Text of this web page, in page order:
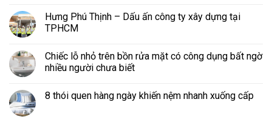
Hưng Phú Thịnh – Dấu ấn công ty xây dựng tại
TPHCM
Chiếc lỗ nhỏ trên bồn rửa mặt có công dụng bất ngờ
nhiều người chưa biết
8 thói quen hàng ngày khiến nệm nhanh xuống cấp